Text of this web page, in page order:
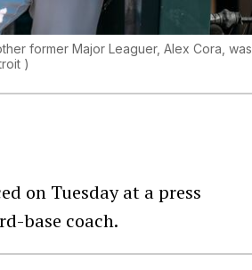
former Major Leaguer, Alex Cora, was
)
on Tuesday at a press
base coach.